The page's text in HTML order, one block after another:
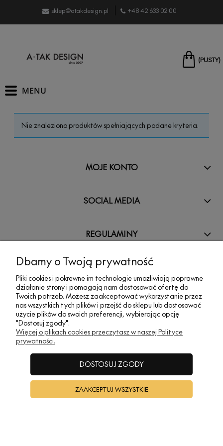
sklep@atakdesign.pl +48 42 633 02 00
(PUSTY)
Nie znaleziono produktów spełniających podane kryteria.
MOJE KONTO
SOCIAL MEDIA
REGULAMINY
INFORMACJE
A•TAK DESIGN
POKAŻ PEŁNĄ WERSJĘ STRONY
Dbamy o Twoją prywatność
Pliki cookies i pokrewne im technologie umożliwiają poprawne
działanie strony i pomagają nam dostosować ofertę do
Twoich potrzeb. Możesz zaakceptować wykorzystanie przez
nas wszystkich tych plików i przejść do sklepu lub dostosować
użycie plików do swoich preferencji, wybierając opcję
"Dostosuj zgody".
Więcej o plikach cookies przeczytasz w naszej Polityce
prywatności.
DOSTOSUJ ZGODY
ZAAKCEPTUJ WSZYSTKIE